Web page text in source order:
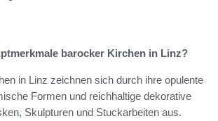
barocker Kirchen in Linz?
in Linz zeichnen sich durch ihre opulente
Formen und reichhaltige dekorative
Skulpturen und Stuckarbeiten aus.